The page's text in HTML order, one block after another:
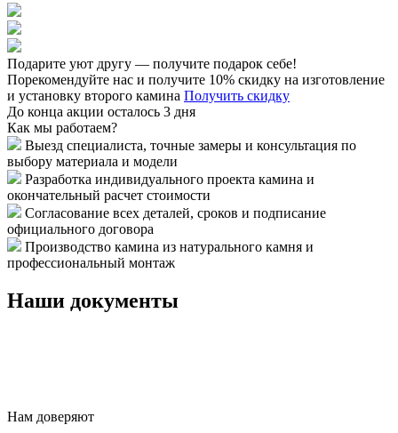
Подарите уют другу — получите подарок себе!
Порекомендуйте нас и получите 10% скидку на изготовление
и установку второго камина Получить скидку
До конца акции осталось 3 дня
Как мы работаем?
Выезд специалиста, точные замеры и консультация по
выбору материала и модели
Разработка индивидуального проекта камина и
окончательный расчет стоимости
Согласование всех деталей, сроков и подписание
официального договора
Производство камина из натурального камня и
профессиональный монтаж
Наши документы
Нам доверяют